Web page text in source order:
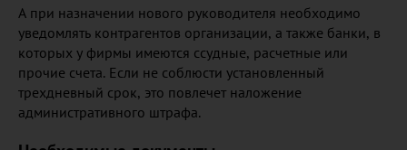
А при назначении нового руководителя необходимо
уведомлять контрагентов организации, а также банки, в
которых у фирмы имеются ссудные, расчетные или
прочие счета. Если не соблюсти установленный
трехдневный срок, это повлечет наложение
административного штрафа.